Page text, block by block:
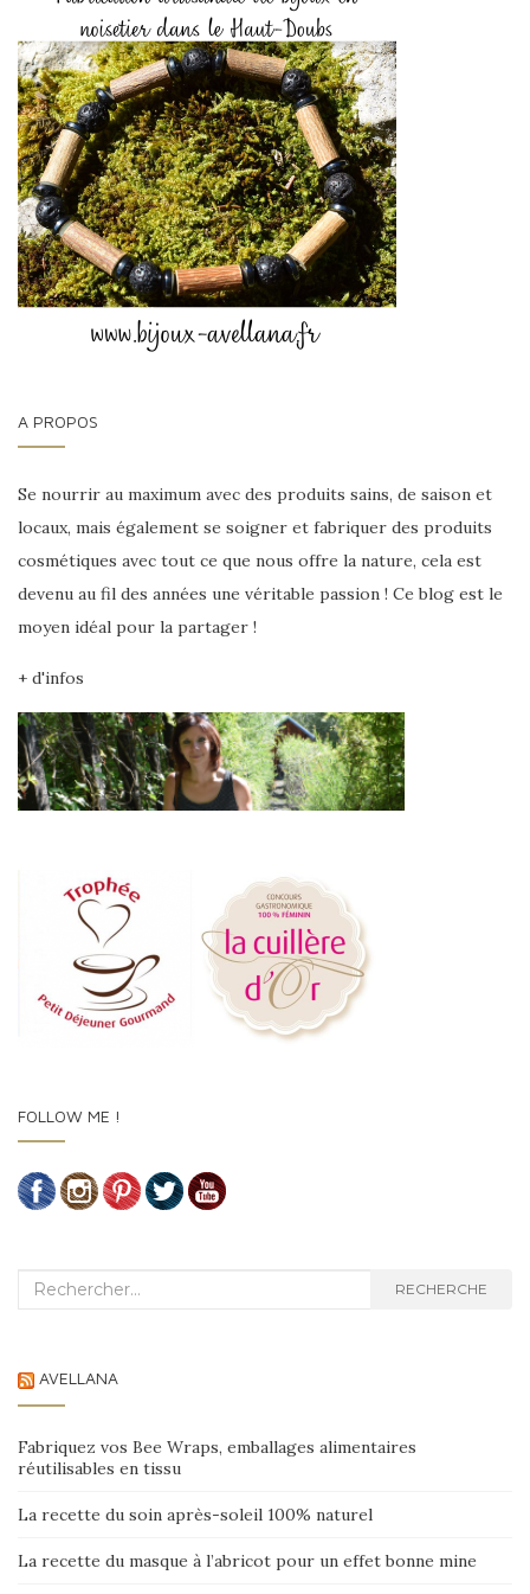
A PROPOS
Se nourrir au maximum avec des produits sains, de saison et
locaux, mais également se soigner et fabriquer des produits
cosmétiques avec tout ce que nous offre la nature, cela est
devenu au fil des années une véritable passion ! Ce blog est le
moyen idéal pour la partager !
+ d'infos
FOLLOW ME !
Recherche : RECHERCHE
AVELLANA
Fabriquez vos Bee Wraps, emballages alimentaires
réutilisables en tissu
La recette du soin après-soleil 100% naturel
La recette du masque à l’abricot pour un effet bonne mine